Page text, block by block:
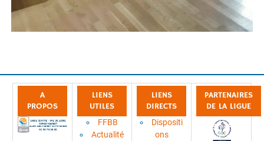
A
PROPOS
LIENS
UTILES
FFBB
Actualité
LIENS
DIRECTS
Dispositi
ons
PARTENAIRES
DE LA LIGUE